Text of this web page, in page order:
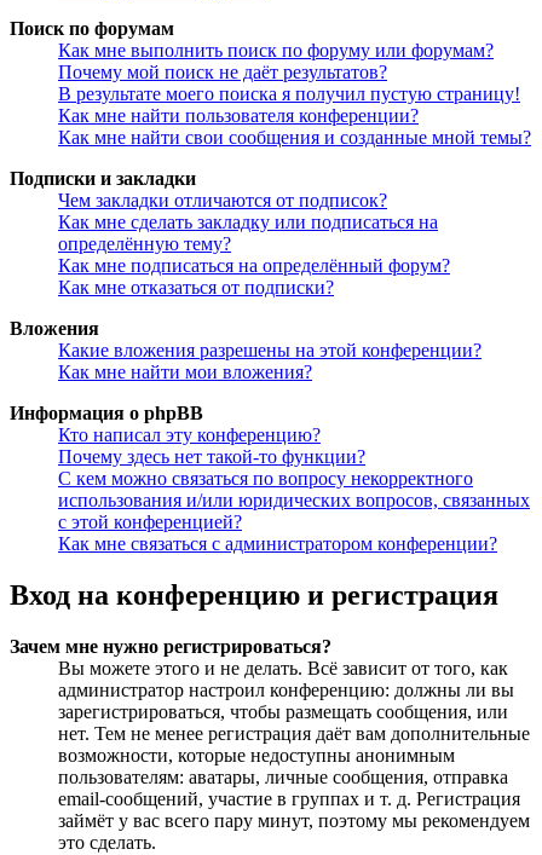
Поиск по форумам
Как мне выполнить поиск по форуму или форумам?
Почему мой поиск не даёт результатов?
В результате моего поиска я получил пустую страницу!
Как мне найти пользователя конференции?
Как мне найти свои сообщения и созданные мной темы?
Подписки и закладки
Чем закладки отличаются от подписок?
Как мне сделать закладку или подписаться на
определённую тему?
Как мне подписаться на определённый форум?
Как мне отказаться от подписки?
Вложения
Какие вложения разрешены на этой конференции?
Как мне найти мои вложения?
Информация о phpBB
Кто написал эту конференцию?
Почему здесь нет такой-то функции?
С кем можно связаться по вопросу некорректного
использования и/или юридических вопросов, связанных
с этой конференцией?
Как мне связаться с администратором конференции?
Вход на конференцию и регистрация
Зачем мне нужно регистрироваться?
Вы можете этого и не делать. Всё зависит от того, как
администратор настроил конференцию: должны ли вы
зарегистрироваться, чтобы размещать сообщения, или
нет. Тем не менее регистрация даёт вам дополнительные
возможности, которые недоступны анонимным
пользователям: аватары, личные сообщения, отправка
email-сообщений, участие в группах и т. д. Регистрация
займёт у вас всего пару минут, поэтому мы рекомендуем
это сделать.